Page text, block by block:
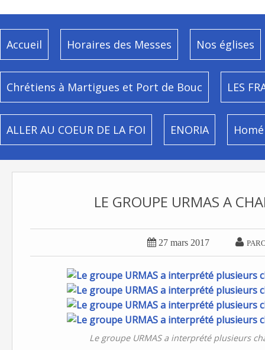
Accueil Horaires des Messes Nos églises
Chrétiens à Martigues et Port de Bouc LES
ALLER AU COEUR DE LA FOI ENORIA
LE GROUPE URMAS A
 27 mars 2017 
Le groupe URMAS a interprété plusieurs